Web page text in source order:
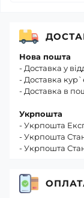
Нова пошта
- Доставка у
- Доставка
- Доставка в
Укрпошта
- Укрпошта
- Укрпошта
- Укрпошта